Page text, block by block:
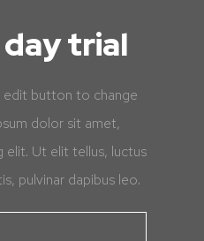
day trial
edit button to change
dolor sit amet,
elit. Ut elit tellus, luctus
pulvinar dapibus leo.